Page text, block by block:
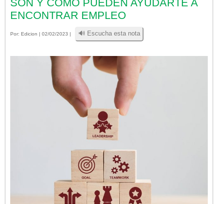
SON Y CÓMO PUEDEN AYUDARTE A
ENCONTRAR EMPLEO
Por: Edicion | 02/02/2023 | 🔊 Escucha esta nota